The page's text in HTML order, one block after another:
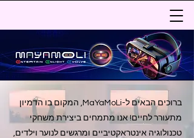
ברוכים הבאים ל-MaYaMoLi, המקום בו הדמיון
מתעורר לחיים! אנו מתמחים ביצירת משחקי
טכנולוגיה אינטראקטיביים ומרגשים לנוער וילדים,